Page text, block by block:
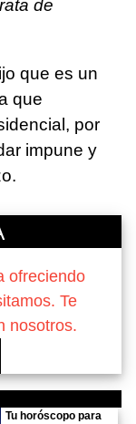
de
que es un
que
por
impune y
ofreciendo
Te
nosotros.
Tu horóscopo para